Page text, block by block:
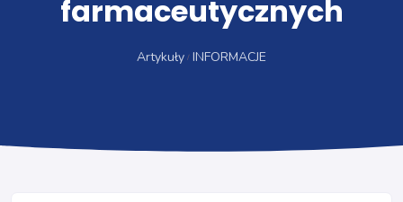
farmaceutycznych
Artykuły INFORMACJE